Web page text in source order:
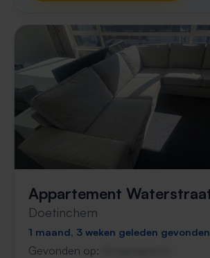
Appartement
Doetinchem
1 maand, 3 weken geleden gevonden
Gevonden op: